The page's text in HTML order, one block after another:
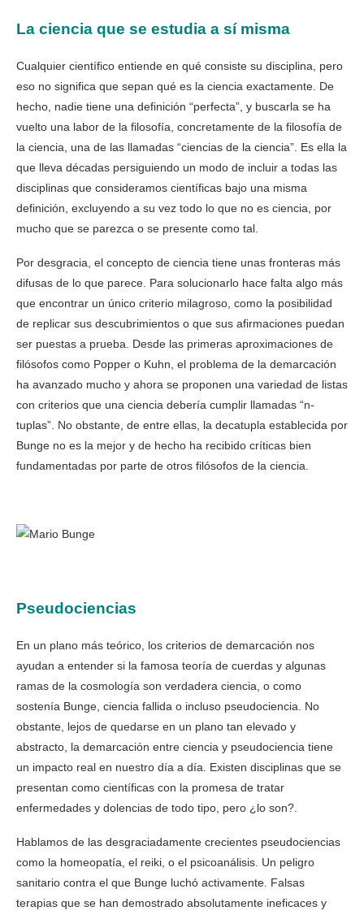
La ciencia que se estudia a sí misma
Cualquier científico entiende en qué consiste su disciplina, pero
eso no significa que sepan qué es la ciencia exactamente. De
hecho, nadie tiene una definición “perfecta”, y buscarla se ha
vuelto una labor de la filosofía, concretamente de la filosofía de
la ciencia, una de las llamadas “ciencias de la ciencia”. Es ella la
que lleva décadas persiguiendo un modo de incluir a todas las
disciplinas que consideramos científicas bajo una misma
definición, excluyendo a su vez todo lo que no es ciencia, por
mucho que se parezca o se presente como tal.
Por desgracia, el concepto de ciencia tiene unas fronteras más
difusas de lo que parece. Para solucionarlo hace falta algo más
que encontrar un único criterio milagroso, como la posibilidad
de replicar sus descubrimientos o que sus afirmaciones puedan
ser puestas a prueba. Desde las primeras aproximaciones de
filósofos como Popper o Kuhn, el problema de la demarcación
ha avanzado mucho y ahora se proponen una variedad de listas
con criterios que una ciencia debería cumplir llamadas “n-
tuplas”. No obstante, de entre ellas, la decatupla establecida por
Bunge no es la mejor y de hecho ha recibido críticas bien
fundamentadas por parte de otros filósofos de la ciencia.
Pseudociencias
En un plano más teórico, los criterios de demarcación nos
ayudan a entender si la famosa teoría de cuerdas y algunas
ramas de la cosmología son verdadera ciencia, o como
sostenía Bunge, ciencia fallida o incluso pseudociencia. No
obstante, lejos de quedarse en un plano tan elevado y
abstracto, la demarcación entre ciencia y pseudociencia tiene
un impacto real en nuestro día a día. Existen disciplinas que se
presentan como científicas con la promesa de tratar
enfermedades y dolencias de todo tipo, pero ¿lo son?.
Hablamos de las desgraciadamente crecientes pseudociencias
como la homeopatía, el reiki, o el psicoanálisis. Un peligro
sanitario contra el que Bunge luchó activamente. Falsas
terapias que se han demostrado absolutamente ineficaces y